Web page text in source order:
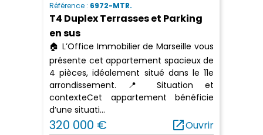
Référence : 6972-MTR.
T4 Duplex Terrasses et Parking
en sus
🏠 L’Office Immobilier de Marseille vous
présente cet appartement spacieux de
4 pièces, idéalement situé dans le 11e
arrondissement. 📍 Situation et
contexteCet appartement bénéficie
d’une situati...
320 000 € open_in_newOuvrir